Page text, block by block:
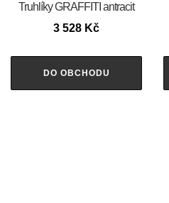
Truhlíky GRAFFITI antracit
3 528 Kč
DO OBCHODU